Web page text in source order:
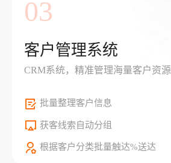
03
客户管理系统
CRM系统，精准管理海量客户资源
批量整理客户信息
获客线索自动分组
根据客户分类批量触达%送达